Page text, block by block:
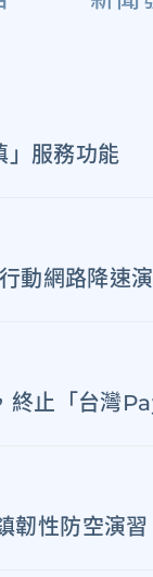
」服務功能
動網路降速
終止「台灣
韌性防空演